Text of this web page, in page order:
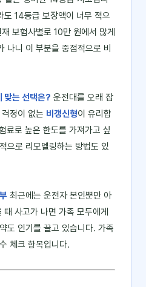
도 14등급 보장액이 너무 적으
보험사별로 10만 원에서 많게
나니 이 부분을 중점적으로 비
맞는 선택은? 운전대를 오래 잡
정이 없는 비갱신형이 유리합
료로 높은 한도를 가져가고 싶
으로 리모델링하는 방법도 있
최근에는 운전자 본인뿐만 아
사고가 나면 가족 모두에게
도 인기를 끌고 있습니다. 가족
체크 항목입니다.